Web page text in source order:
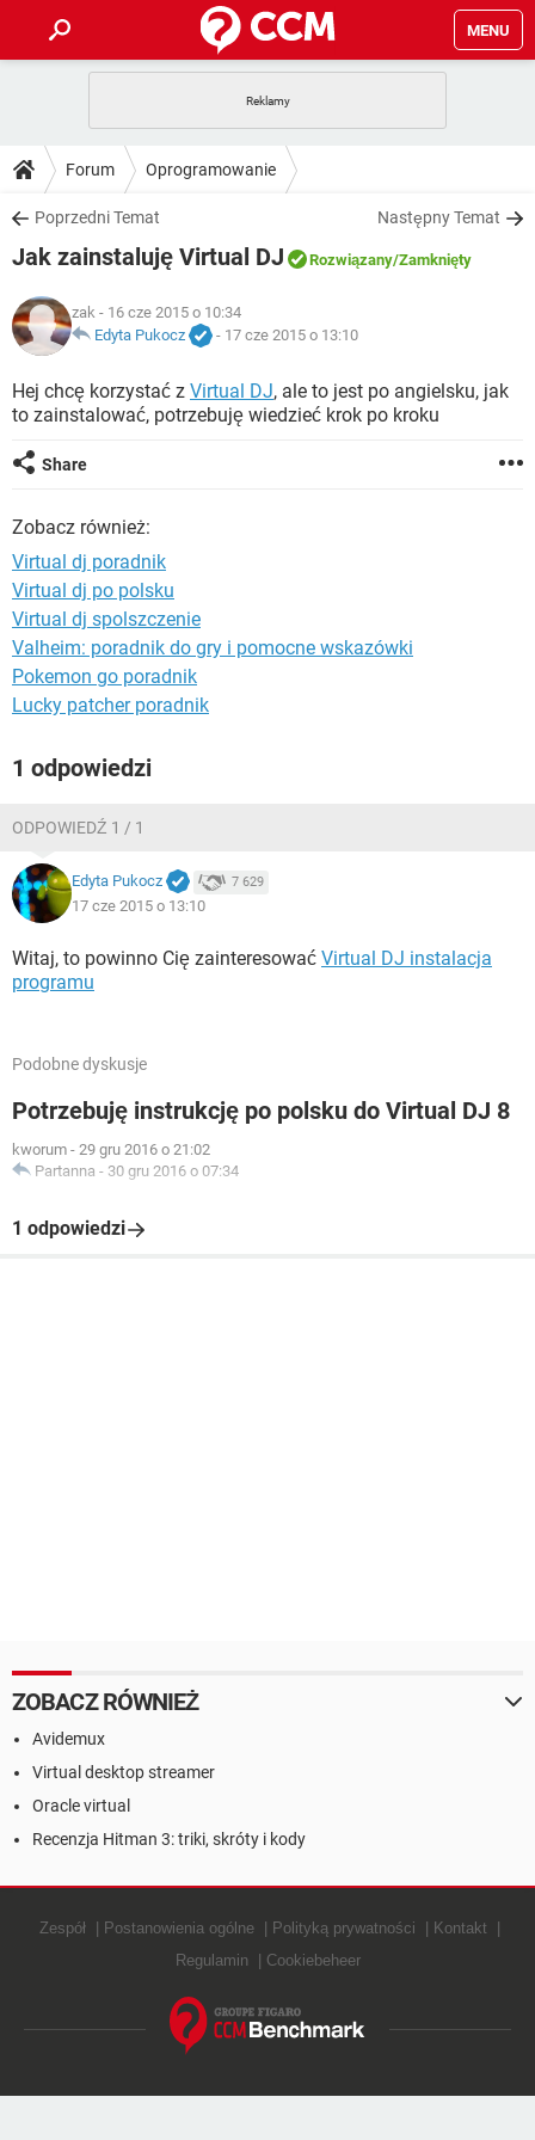
MENU
GRY WHATSAPP
SPOTIFY
INSTAGRAM FACEBOOK
WINDOWS 10
PORADY
PlayStation TIKTOK
INSTAGRAM
WINDOWS 10
DO POBRANIA
ANDROID TIKTOK
GRY
IOS NETFLIX
INSTAGRAM FACEBOOK
WINDOWS 10
COVID-19
GRY
SPOTIFY NETFLIX
ARTYKUŁY
COVID-19 TIKTOK
GRY WHATSAPP
SPOTIFY
Forum Oprogramowanie
Poprzedni Temat Następny Temat
Jak zainstaluję Virtual DJ Rozwiązany/Zamknięty
zak - 16 cze 2015 o 10:34
Edyta Pukocz
- 17 cze 2015 o 13:10
Hej chcę korzystać z Virtual DJ, ale to jest po angielsku, jak
to zainstalować, potrzebuję wiedzieć krok po kroku
Share
Zobacz również:
Virtual dj poradnik
Virtual dj po polsku
Virtual dj spolszczenie
Valheim: poradnik do gry i pomocne wskazówki
Pokemon go poradnik
Lucky patcher poradnik
1 odpowiedzi
ODPOWIEDŹ 1 / 1
Edyta Pukocz 7 629
17 cze 2015 o 13:10
Witaj, to powinno Cię zainteresować Virtual DJ instalacja
programu
Podobne dyskusje
Potrzebuję instrukcję po polsku do Virtual DJ 8
kworum - 29 gru 2016 o 21:02
Partanna - 30 gru 2016 o 07:34
1 odpowiedzi
ZOBACZ RÓWNIEŻ
Avidemux
Virtual desktop streamer
Oracle virtual
Recenzja Hitman 3: triki, skróty i kody
Zespół Postanowienia ogólne Polityką prywatności
Kontakt
Regulamin
Cookiebeheer